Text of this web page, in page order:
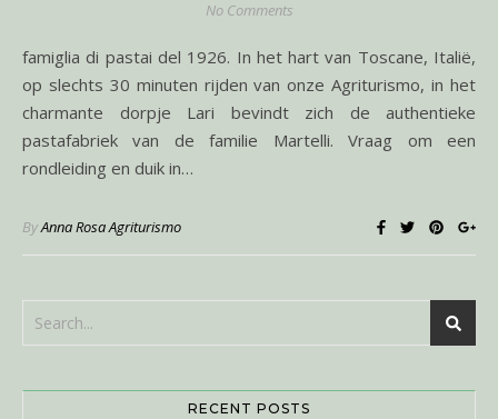
No Comments
famiglia di pastai del 1926. In het hart van Toscane, Italië,
op slechts 30 minuten rijden van onze Agriturismo, in het
charmante dorpje Lari bevindt zich de authentieke
pastafabriek van de familie Martelli. Vraag om een
rondleiding en duik in…
ByAnna Rosa Agriturismo
RECENT POSTS